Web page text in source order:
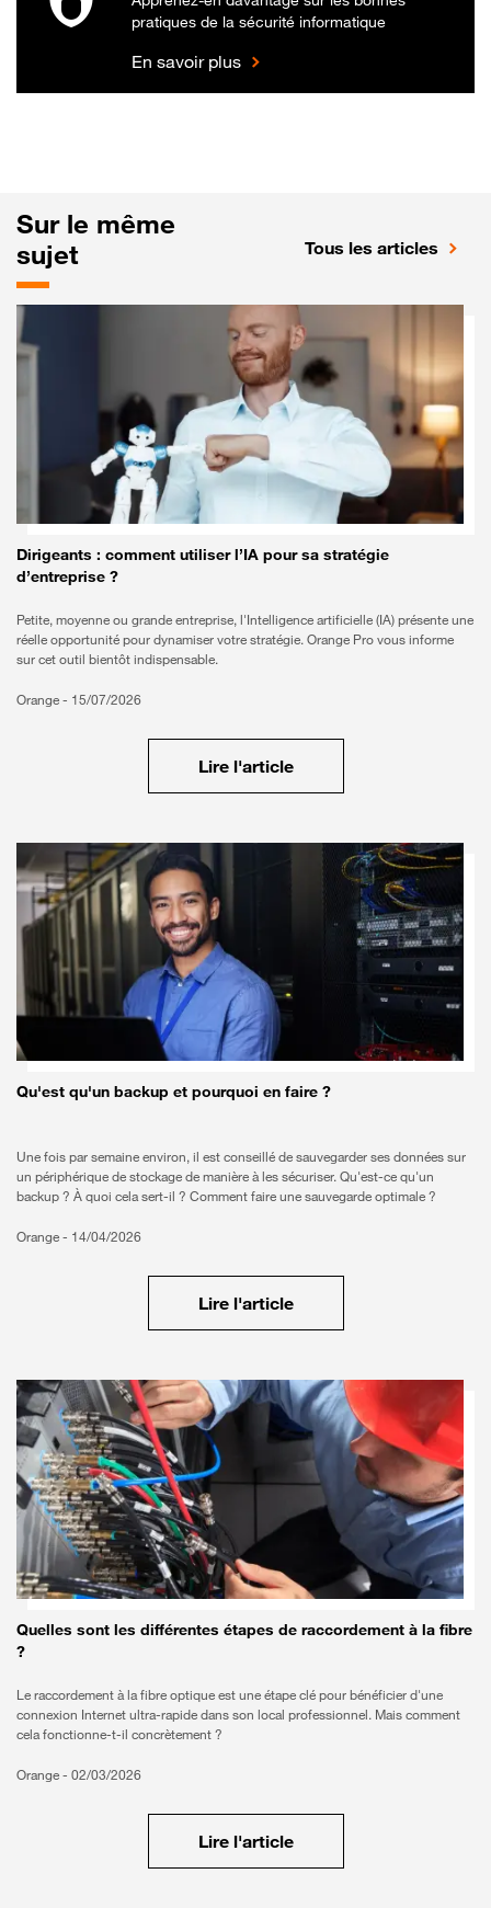
pratiques de la sécurité informatique
En savoir plus
Sur le même
sujet
Tous les articles
Dirigeants : comment utiliser l’IA pour sa stratégie
d’entreprise ?
Petite, moyenne ou grande entreprise, l'Intelligence artificielle (IA) présente une
réelle opportunité pour dynamiser votre stratégie. Orange Pro vous informe
sur cet outil bientôt indispensable.
Orange - 15/07/2026
Lire l'article
Qu'est qu'un backup et pourquoi en faire ?
Une fois par semaine environ, il est conseillé de sauvegarder ses données sur
un périphérique de stockage de manière à les sécuriser. Qu'est-ce qu'un
backup ? À quoi cela sert-il ? Comment faire une sauvegarde optimale ?
Orange - 14/04/2026
Lire l'article
Quelles sont les différentes étapes de raccordement à la fibre
?
Le raccordement à la fibre optique est une étape clé pour bénéficier d'une
connexion Internet ultra-rapide dans son local professionnel. Mais comment
cela fonctionne-t-il concrètement ?
Orange - 02/03/2026
Lire l'article